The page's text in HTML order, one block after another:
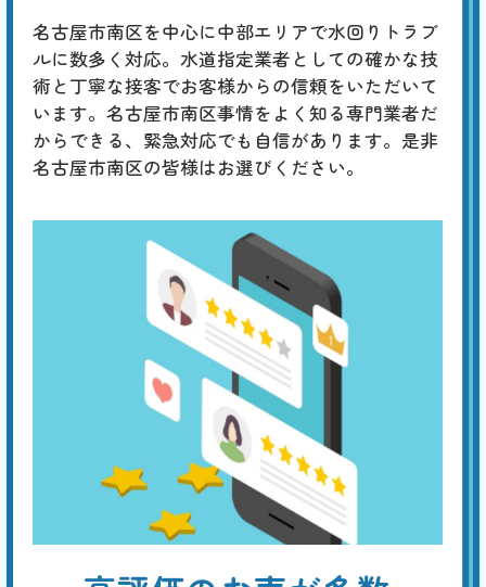
省エネな照明への改善など、規模や予算に応じたトータルなコーディネ
ートが行えます。
名古屋市南区を中心に中部エリアで水回りトラブ
ルに数多く対応。水道指定業者としての確かな技
術と丁寧な接客でお客様からの信頼をいただいて
います。名古屋市南区事情をよく知る専門業者だ
からできる、緊急対応でも自信があります。是非
名古屋市南区の皆様はお選びください。